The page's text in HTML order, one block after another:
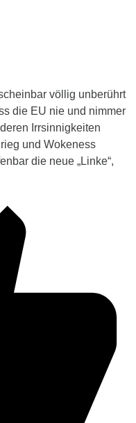
völlig unberührt
die EU nie und nimmer
Irrsinnigkeiten
und Wokeness
die neue „Linke“,